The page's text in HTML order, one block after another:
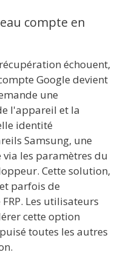
compte en
échouent,
Google devient
une
l'appareil et la
identité
Samsung, une
les paramètres du
Cette solution,
parfois de
Les utilisateurs
cette option
toutes les autres